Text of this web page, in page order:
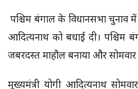
पश्चिम बंगाल के विधानसभा चुनाव
आदित्यनाथ को बधाई दी। पश्चिम
जबरदस्त माहौल बनाया और
मुख्यमंत्री योगी आदित्यनाथ